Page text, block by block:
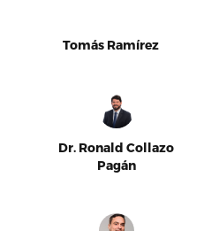
Tomás Ramírez
Dr. Ronald Collazo
Pagán